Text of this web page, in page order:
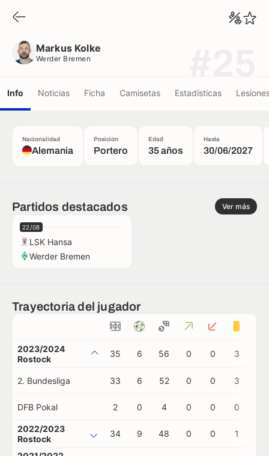
Markus Kolke
Werder Bremen
Info Noticias Ficha Camisetas Estadísticas
Nacionalidad
Alemania
Posición
Portero
Edad
35 años
Hasta
30/06/2027
Partidos destacados Ver más
22/08
LSK Hansa
Werder Bremen
Trayectoria del jugador
2023/2024
Rostock
35 6 56 0 0 3
2. Bundesliga 33 6 52 0 0 3
DFB Pokal 2 0 4 0 0 0
2022/2023
Rostock
34 9 48 0 0 1